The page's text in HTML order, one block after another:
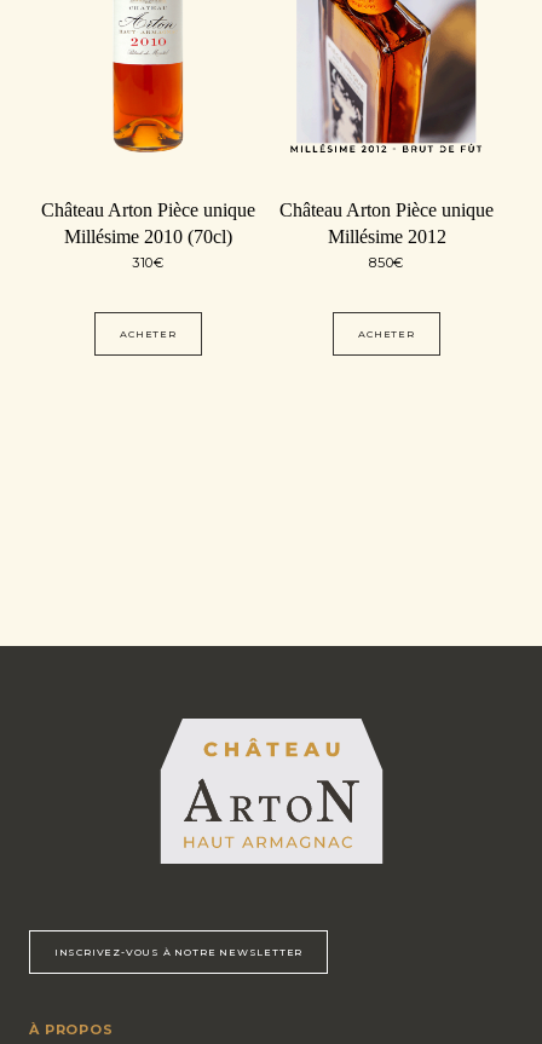
Château Arton Pièce unique
Millésime 2010 (70cl)
310€
ACHETER
Château Arton Pièce unique
Millésime 2012
850€
ACHETER
INSCRIVEZ-VOUS À NOTRE NEWSLETTER
À PROPOS